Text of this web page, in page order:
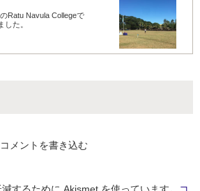
Ratu Navula Collegeで
た。
コメントを書き込む
するために Akismet を使っています。
コ